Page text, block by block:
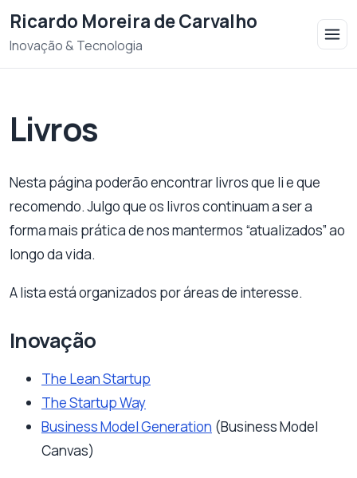
Ricardo Moreira de Carvalho
Inovação & Tecnologia
Livros
Nesta página poderão encontrar livros que li e que
recomendo. Julgo que os livros continuam a ser a
forma mais prática de nos mantermos “atualizados” ao
longo da vida.
A lista está organizados por áreas de interesse.
Inovação
The Lean Startup
The Startup Way
Business Model Generation (Business Model
Canvas)